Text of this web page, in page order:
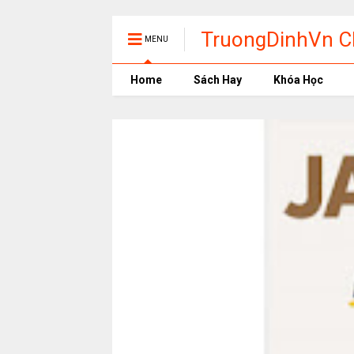
MENU
TruongDinhVn
phần mềm học
Home Sách Hay Khóa Học